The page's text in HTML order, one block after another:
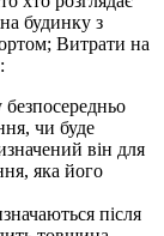
будинку з
Витрати на
безпосередньо
чи буде
він для
яка його
після